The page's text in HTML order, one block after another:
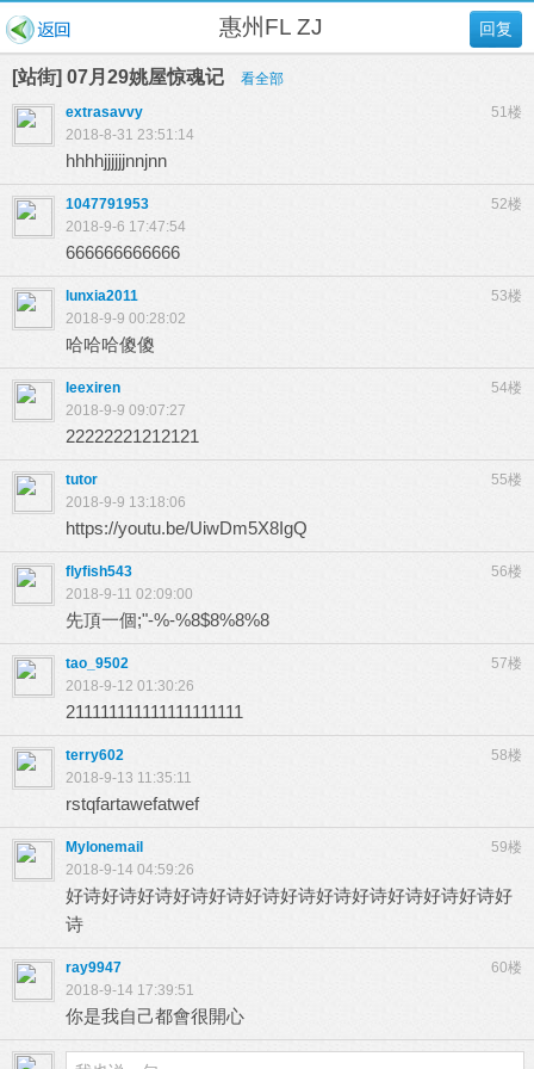
回复
惠州FL ZJ
[站街] 07月29姚屋惊魂记
看全部
51楼
extrasavvy
2018-8-31 23:51:14
hhhhjjjjjjnnjnn
52楼
1047791953
2018-9-6 17:47:54
666666666666
53楼
lunxia2011
2018-9-9 00:28:02
哈哈哈傻傻
54楼
leexiren
2018-9-9 09:07:27
22222221212121
55楼
tutor
2018-9-9 13:18:06
https://youtu.be/UiwDm5X8IgQ
56楼
flyfish543
2018-9-11 02:09:00
先頂一個;"-%-%8$8%8%8
57楼
tao_9502
2018-9-12 01:30:26
211111111111111111111
58楼
terry602
2018-9-13 11:35:11
rstqfartawefatwef
59楼
Mylonemail
2018-9-14 04:59:26
好诗好诗好诗好诗好诗好诗好诗好诗好诗好诗好诗好诗好
诗
60楼
ray9947
2018-9-14 17:39:51
你是我自己都會很開心